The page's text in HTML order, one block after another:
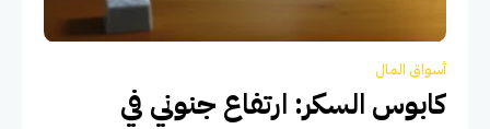
أسواق المال
كابوس السكر: ارتفاع جنوني في